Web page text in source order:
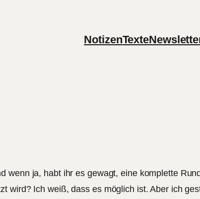
NotizenTexte
wenn ja, habt ihr es gewagt, eine komplette
wird? Ich weiß, dass es möglich ist. Aber ich